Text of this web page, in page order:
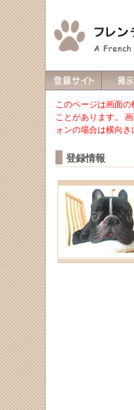
このページは画面
ことがあります。
ォンの場合は横向き
登録情報